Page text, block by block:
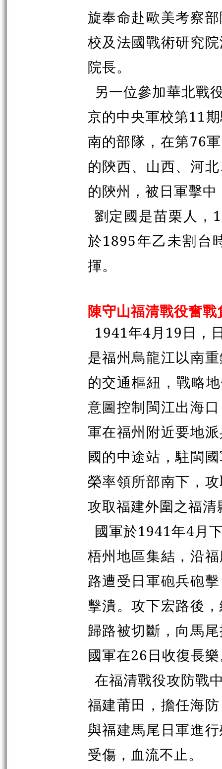
旋奉命赴歐美考察
校及法國戰術研究
院長。
另一位參加華北戰
京的中央軍校第11
南的部隊，在第76
的陝西、山西、河
的陝州，被日軍擊
劉定國是苗栗人，
於1895年乙未割台
揮。
陳守山福清戰役奮戰
1941年4月19日，
是福州烏龍江以南
的交通樞紐，戰略
意圖控制閩江出海
軍在福州附近要地
國的中途站，駐閩
榮率領所部南下，
攻取福建外圍之福
國軍於1941年4月
梧州地區集結，沿
路遭受日軍砲兵砲
擊潰。攻下宏路後
歸路被切斷，向馬
國軍在26日收復長
在福清戰役攻防戰
福建莆田，擔任海
與福建馬尾日軍進
受傷，血流不止。